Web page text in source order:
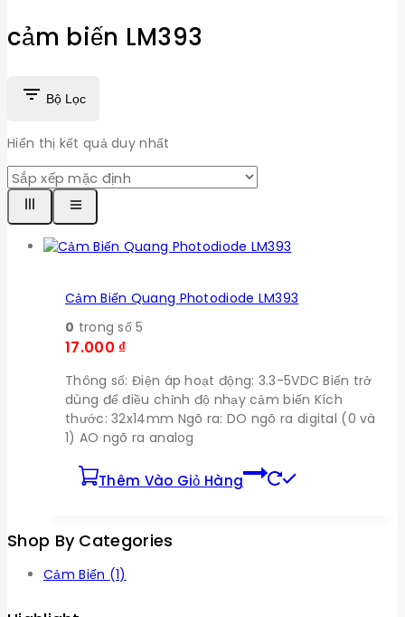
cảm biến LM393
Bộ Lọc
Hiển thị kết quả duy nhất
Cảm Biến Quang Photodiode LM393
0 trong số 5
17.000 ₫
Thông số: Điện áp hoạt động: 3.3-5VDC Biến trở
dùng để điều chỉnh độ nhạy cảm biến Kích
thước: 32x14mm Ngõ ra: DO ngõ ra digital (0 và
1) AO ngõ ra analog
Thêm Vào Giỏ Hàng
Shop By Categories
Cảm Biến (1)